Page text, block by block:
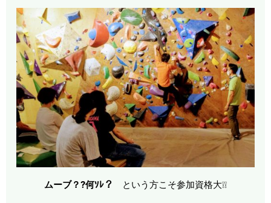
ムーブ？?何ｿﾚ？ という方こそ参加資格大❕❕